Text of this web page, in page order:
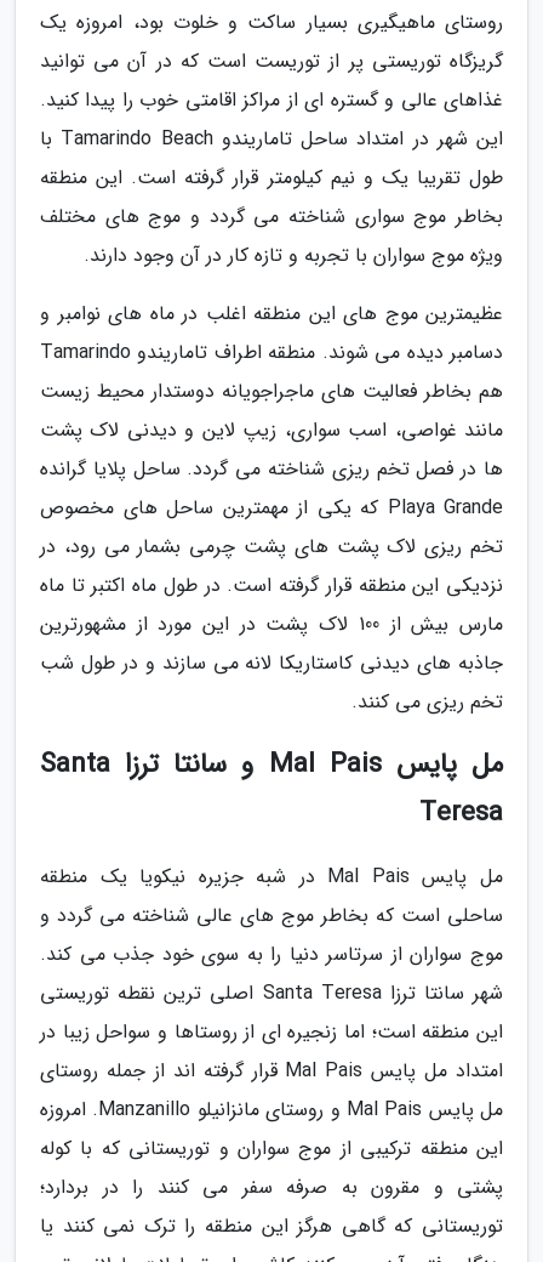
روستای ماهیگیری بسیار ساکت و خلوت بود، امروزه یک
گریزگاه توریستی پر از توریست است که در آن می توانید
غذاهای عالی و گستره ای از مراکز اقامتی خوب را پیدا کنید.
این شهر در امتداد ساحل تاماریندو Tamarindo Beach با
طول تقریبا یک و نیم کیلومتر قرار گرفته است. این منطقه
بخاطر موج سواری شناخته می گردد و موج های مختلف
ویژه موج سواران با تجربه و تازه کار در آن وجود دارند.
عظیمترین موج های این منطقه اغلب در ماه های نوامبر و
دسامبر دیده می شوند. منطقه اطراف تاماریندو Tamarindo
هم بخاطر فعالیت های ماجراجویانه دوستدار محیط زیست
مانند غواصی، اسب سواری، زیپ لاین و دیدنی لاک پشت
ها در فصل تخم ریزی شناخته می گردد. ساحل پلایا گرانده
Playa Grande که یکی از مهمترین ساحل های مخصوص
تخم ریزی لاک پشت های پشت چرمی بشمار می رود، در
نزدیکی این منطقه قرار گرفته است. در طول ماه اکتبر تا ماه
مارس بیش از 100 لاک پشت در این مورد از مشهورترین
جاذبه های دیدنی کاستاریکا لانه می سازند و در طول شب
تخم ریزی می کنند.
مل پایس Mal Pais و سانتا ترزا Santa
Teresa
مل پایس Mal Pais در شبه جزیره نیکویا یک منطقه
ساحلی است که بخاطر موج های عالی شناخته می گردد و
موج سواران از سرتاسر دنیا را به سوی خود جذب می کند.
شهر سانتا ترزا Santa Teresa اصلی ترین نقطه توریستی
این منطقه است؛ اما زنجیره ای از روستاها و سواحل زیبا در
امتداد مل پایس Mal Pais قرار گرفته اند از جمله روستای
مل پایس Mal Pais و روستای مانزانیلو Manzanillo. امروزه
این منطقه ترکیبی از موج سواران و توریستانی که با کوله
پشتی و مقرون به صرفه سفر می کنند را در بردارد؛
توریستانی که گاهی هرگز این منطقه را ترک نمی کنند یا